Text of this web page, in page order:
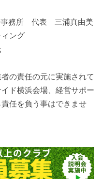
事務所 代表 三浦真由美
ング
の責任の元に実施されて
ド横浜会場、経営サポー
任を負う事はできませ